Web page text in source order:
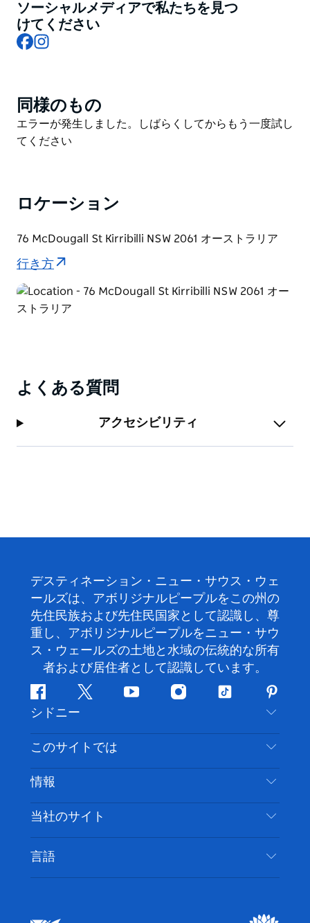
毎日朝食とランチを提供しており、夏季にはポップアッ
プバーもオープン。スマッシュド・アボカドトースト、
ン・ファラフェルラップといったヘルシーメニューもご
用意しています。小さなお子様連れのお客様にも、ミニ
サイズのキッズメニューをご用意しておりますので、ぜ
ッシュカッターズ・ベイ、ウールムールにも店舗を構え
ソーシャルメディアで私たちを見つ
けてください
Facebook
Product
List
同様のもの
Product
List
エラーが発生しました。しばらくしてからもう一度試し
てください
ロケーション
76 McDougall St Kirribilli NSW 2061 オーストラリア
行き方
よくある質問
アクセシビリティ
デスティネーション・ニュー・サウス・ウェ
ールズは、アボリジナルピープルをこの州の
先住民族および先住民国家として認識し、尊
重し、アボリジナルピープルをニュー・サウ
ス・ウェールズの土地と水域の伝統的な所有
者および居住者として認識しています。
フ
ェ
イ
ス
ブ
ッ
ク
ツ
ッ
タ
ー
ユ
チ
ー
イ
ス
グ
ム
テ
ッ
ト
ク
ピ
ン
タ
レ
ス
ト
シドニー
お問い合わせ
免責事項
クッキーに関する通知
このサイトでは
目的地
やるべきこと
イベント
宿泊施設
情報
旅行情報
アクセシブルシドニー
ビジネスを登録する
当社のサイト
言語